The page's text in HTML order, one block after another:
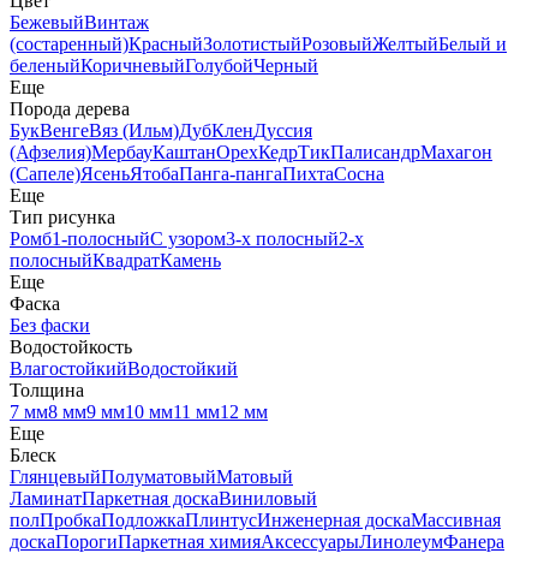
БежевыйВинтаж
(состаренный)КрасныйЗолотистыйРозовыйЖелтыйБелый и
беленыйКоричневыйГолубойЧерный
Еще
Порода дерева
БукВенгеВяз (Ильм)ДубКленДуссия
(Афзелия)МербауКаштанОрехКедрТикПалисандрМахагон
(Сапеле)ЯсеньЯтобаПанга-пангаПихтаСосна
Еще
Тип рисунка
Ромб1-полосныйС узором3-х полосный2-х
полосныйКвадратКамень
Еще
Фаска
Без фаски
Водостойкость
ВлагостойкийВодостойкий
Толщина
7 мм8 мм9 мм10 мм11 мм12 мм
Еще
Блеск
ГлянцевыйПолуматовыйМатовый
ЛаминатПаркетная доскаВиниловый
полПробкаПодложкаПлинтусИнженерная доскаМассивная
доскаПорогиПаркетная химияАксессуарыЛинолеумФанера